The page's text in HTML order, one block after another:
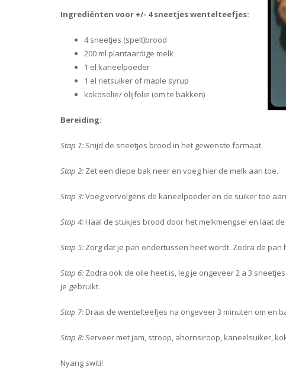
Ingrediënten voor +/- 4 sneetjes wentelteefjes:
4 sneetjes (spelt)brood
200 ml plantaardige melk
1 el kaneelpoeder
1 el rietsuiker of maple syrup
kokosolie/ olijfolie (om te bakken)
Bereiding:
Stap 1: Snijd de sneetjes brood in het gewenste formaat.
Stap 2: Zet een diepe bak neer en voeg hier de melk aan toe.
Stap 3:Voeg vervolgens de kaneelpoeder en de suiker toe
Stap 4: Haal de stukjes brood door het melkmengsel en laat
Stap 5: Zorg dat je pan ondertussen heet wordt. Zodra de pan
Stap 6: Zodra ook de olie heet is, leg je ongeveer 2 a 3
je gebruikt.
Stap 7: Draai de wentelteefjes na ongeveer 3 minuten om en
Stap 8: Serveer met jam, stroop, ahornsiroop, kaneelsuiker,
Nyang switi!